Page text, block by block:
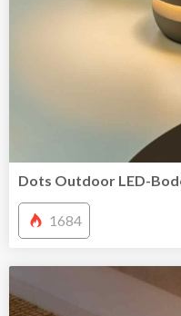
Dots Outdoor LED-
1684